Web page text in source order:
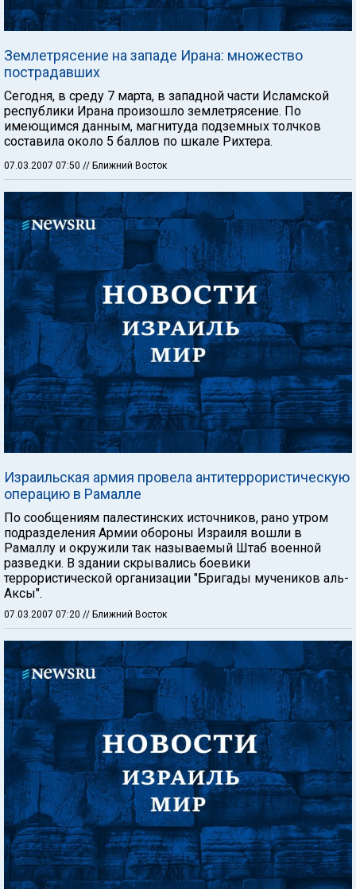
Землетрясение на западе Ирана: множество
пострадавших
Сегодня, в среду 7 марта, в западной части Исламской
республики Ирана произошло землетрясение. По
имеющимся данным, магнитуда подземных толчков
составила около 5 баллов по шкале Рихтера.
07.03.2007 07:50 // Ближний Восток
Израильская армия провела антитеррористическую
операцию в Рамалле
По сообщениям палестинских источников, рано утром
подразделения Армии обороны Израиля вошли в
Рамаллу и окружили так называемый Штаб военной
разведки. В здании скрывались боевики
террористической организации "Бригады мучеников аль-
Аксы".
07.03.2007 07:20 // Ближний Восток